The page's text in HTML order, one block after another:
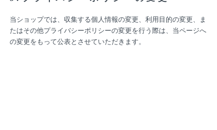
当ショップでは、収集する個人情報の変更、利用目的の変更、ま
たはその他プライバシーポリシーの変更を行う際は、当ページへ
の変更をもって公表とさせていただきます。